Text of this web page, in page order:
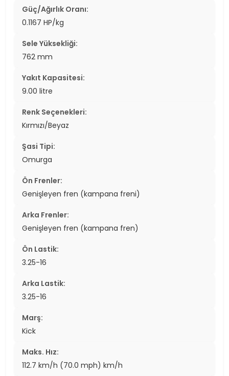
Güç/Ağırlık Oranı:
0.1167 HP/kg
Sele Yüksekliği:
762 mm
Yakıt Kapasitesi:
9.00 litre
Renk Seçenekleri:
Kırmızı/Beyaz
Şasi Tipi:
Omurga
Ön Frenler:
Genişleyen fren (kampana freni)
Arka Frenler:
Genişleyen fren (kampana fren)
Ön Lastik:
3.25-16
Arka Lastik:
3.25-16
Marş:
Kick
Maks. Hız:
112.7 km/h (70.0 mph) km/h